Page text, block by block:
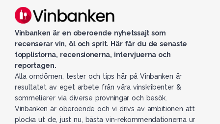
Vinbanken är en oberoende nyhetssajt som
recenserar vin, öl och sprit. Här får du de senaste
topplistorna, recensionerna, intervjuerna och
reportagen.
Alla omdömen, tester och tips här på Vinbanken är
resultatet av eget arbete från våra vinskribenter &
sommelierer via diverse provningar och besök.
Vinbanken är oberoende och vi drivs av ambitionen att
plocka ut de, just nu, bästa vin-rekommendationerna ur